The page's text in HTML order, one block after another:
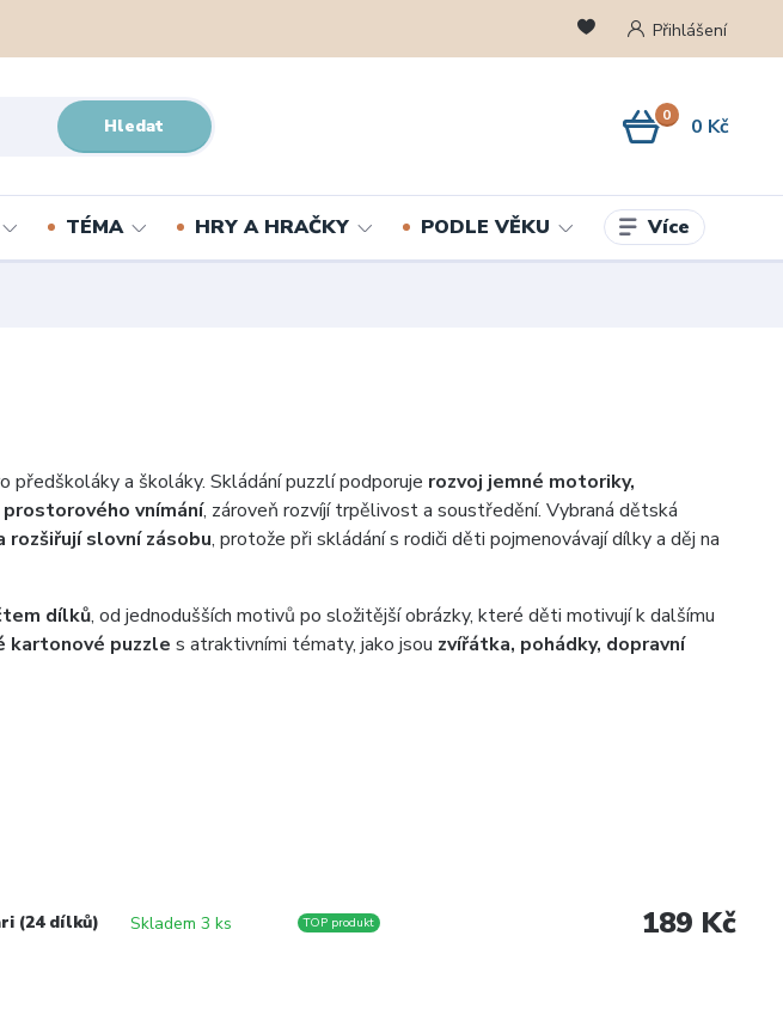
Přihlášení
Hledat 0 0 Kč
TÉMA HRY A HRAČKY PODLE VĚKU Více
a školáky. Skládání puzzlí podporuje rozvoj jemné motoriky,
vnímání, zároveň rozvíjí trpělivost a soustředění. Vybraná dětská
rozšiřují slovní zásobu, protože při skládání s rodiči děti pojmenovávají dílky a děj na
dílků, od jednodušších motivů po složitější obrázky, které děti motivují k dalšímu
kartonové puzzles atraktivními tématy, jako jsou zvířátka, pohádky, dopravní
(24 dílků) Skladem 3 ks TOP produkt 189 Kč